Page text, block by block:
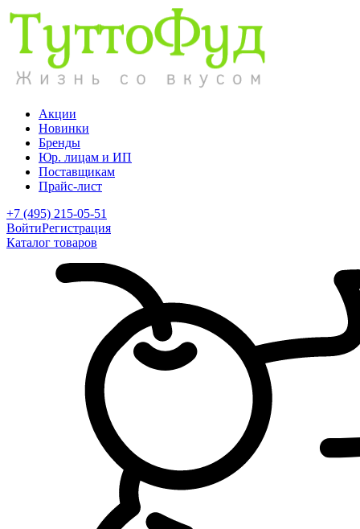
Акции
Новинки
Бренды
Юр. лицам и ИП
Поставщикам
Прайс-лист
+7 (495) 215-05-51
ВойтиРегистрация
Каталог товаров